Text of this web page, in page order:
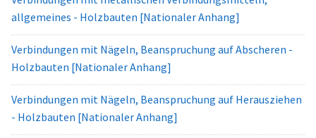
allgemeines - Holzbauten [Nationaler Anhang]
Verbindungen mit Nägeln, Beanspruchung auf Abscheren -
Holzbauten [Nationaler Anhang]
Verbindungen mit Nägeln, Beanspruchung auf Herausziehen
- Holzbauten [Nationaler Anhang]